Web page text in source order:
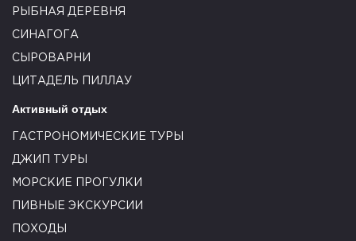
РЫБНАЯ ДЕРЕВНЯ
СИНАГОГА
СЫРОВАРНИ
ЦИТАДЕЛЬ ПИЛЛАУ
Активный отдых
ГАСТРОНОМИЧЕСКИЕ ТУРЫ
ДЖИП ТУРЫ
МОРСКИЕ ПРОГУЛКИ
ПИВНЫЕ ЭКСКУРСИИ
ПОХОДЫ